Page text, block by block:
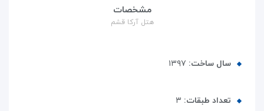
مشخصات
هتل آرکا قشم
سال ساخت: ۱۳۹۷
تعداد طبقات: ۳